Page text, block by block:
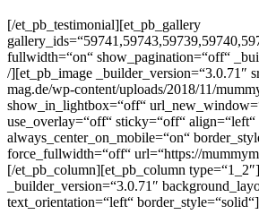
[/et_pb_testimonial][et_pb_gallery
fullwidth=“on“ show_pagination=“off“
/][et_pb_image _builder_version=“3.0.71″
mag.de/wp-content/uploads/2018/11/
show_in_lightbox=“off“
use_overlay=“off“ sticky=“off“ align=“left“
always_center_on_mobile=“on“
force_fullwidth=“off“ url=“https://
[/et_pb_column][et_pb_column
_builder_version=“3.0.71″
text_orientation=“left“ border_style=“solid“]